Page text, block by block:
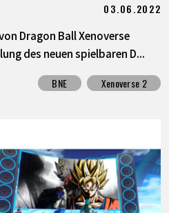
03.06.2022
Dragon Ball Xenoverse
des neuen spielbaren D...
BNE Xenoverse 2